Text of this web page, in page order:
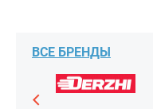
ВСЕ БРЕНДЫ